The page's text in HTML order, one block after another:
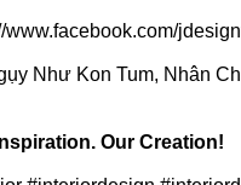
www.facebook.com/
Như Kon Tum, Nhân
Our Creation!